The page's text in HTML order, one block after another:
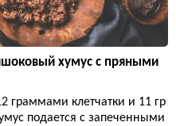
хумус с пряными
граммами клетчатки и 11 гр
подается с запеченными